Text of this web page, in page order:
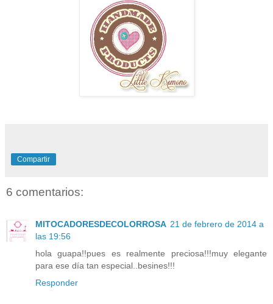
Compartir
6 comentarios:
MITOCADORESDECOLORROSA 21 de febrero de 2014 a
las 19:56
hola guapa!!pues es realmente preciosa!!!muy elegante
para ese día tan especial..besines!!!
Responder